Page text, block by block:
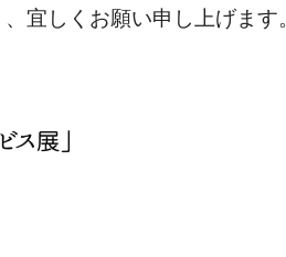
宜しくお願い申し上げます。